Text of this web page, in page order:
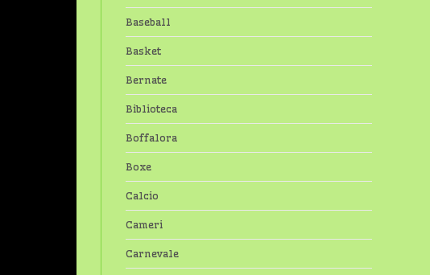
Baseball
Basket
Bernate
Biblioteca
Boffalora
Boxe
Calcio
Cameri
Carnevale